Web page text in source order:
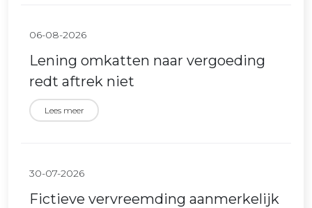
06-08-2026
Lening omkatten naar vergoeding
redt aftrek niet
Lees meer
30-07-2026
Fictieve vervreemding aanmerkelijk